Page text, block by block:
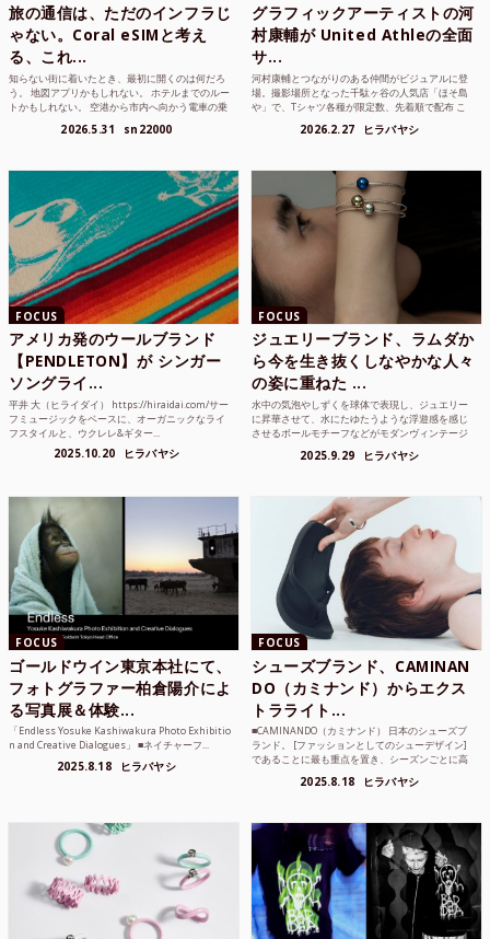
旅の通信は、ただのインフラじ
ゃない。Coral eSIMと考え
る、これ...
知らない街に着いたとき、最初に開くのは何だろ
う。 地図アプリかもしれない。 ホテルまでのルー
トかもしれない。 空港から市内へ向かう電車の乗
2026.5.31 sn22000
グラフィックアーティストの河
村康輔が United Athleの全面
サ...
河村康輔とつながりのある仲間がビジュアルに登
場。撮影場所となった千駄ヶ谷の人気店「ほそ島
や」で、Tシャツ各種が限定数、先着順で配布 こ
2026.2.27 ヒラバヤシ
FOCUS
アメリカ発のウールブランド
【PENDLETON】が シンガー
ソングライ...
平井 大（ヒライダイ） https://hiraidai.com/サー
フミュージックをベースに、オーガニックなライ
フスタイルと、ウクレレ&ギター...
2025.10.20 ヒラバヤシ
FOCUS
ジュエリーブランド、ラムダか
ら今を生き抜くしなやかな人々
の姿に重ねた ...
水中の気泡やしずくを球体で表現し、ジュエリー
に昇華させて、水にたゆたうような浮遊感を感じ
させるボールモチーフなどがモダンヴィンテージ
2025.9.29 ヒラバヤシ
FOCUS
ゴールドウイン東京本社にて、
フォトグラファー柏倉陽介によ
る写真展＆体験...
「Endless Yosuke Kashiwakura Photo Exhibitio
n and Creative Dialogues」 ■ネイチャーフ...
2025.8.18 ヒラバヤシ
FOCUS
シューズブランド、CAMINAN
DO（カミナンド）からエクス
トラライト...
■CAMINANDO（カミナンド） 日本のシューズブ
ランド。 [ファッションとしてのシューデザイン]
であることに最も重点を置き、シーズンごとに高
2025.8.18 ヒラバヤシ